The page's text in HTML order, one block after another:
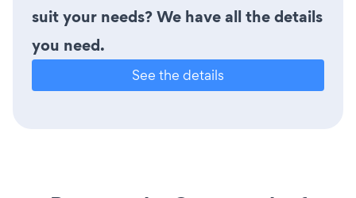
suit your needs? We have all the details
you need.
See the details